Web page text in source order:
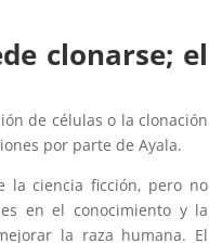
clonarse; el
de células o la clonación
por parte de Ayala.
ciencia ficción, pero no
en el conocimiento y la
la raza humana. El